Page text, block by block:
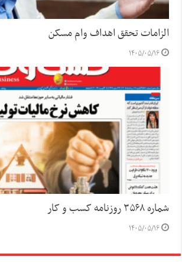
الزامات تحقق اهداف وام مسکن
۱۴۰۵/۰۵/۱۶
شماره ۳۵۶۸ روزنامه کسب و کار
۱۴۰۵/۰۵/۱۶